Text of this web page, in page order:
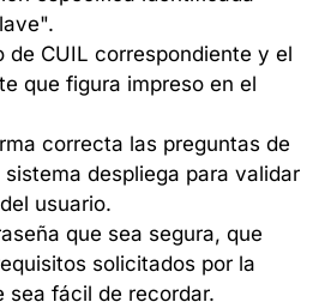
de CUIL correspondiente y el
que figura impreso en el
correcta las preguntas de
despliega para validar
usuario.
que sea segura, que
solicitados por la
sea fácil de recordar.